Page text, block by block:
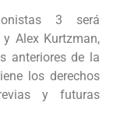
3 será
Alex Kurtzman,
anteriores de la
los derechos
y futuras